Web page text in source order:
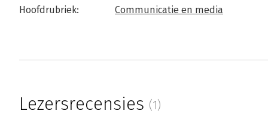
Hoofdrubriek: Communicatie en media
Lezersrecensies (1)